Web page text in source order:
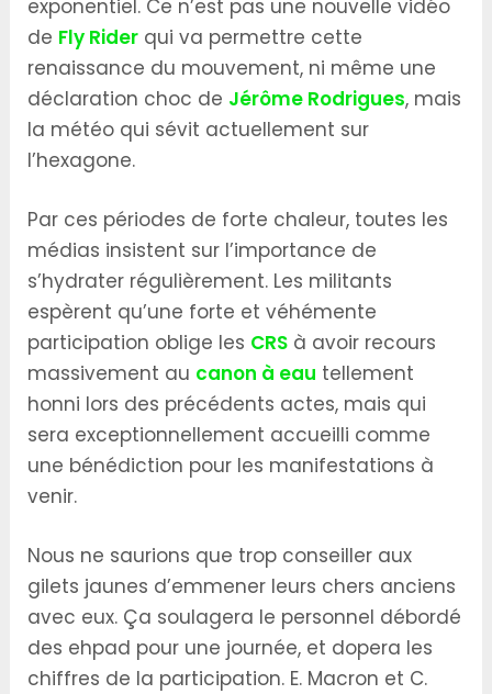
exponentiel. Ce n’est pas une nouvelle vidéo
de Fly Rider qui va permettre cette
renaissance du mouvement, ni même une
déclaration choc de Jérôme Rodrigues, mais
la météo qui sévit actuellement sur
l’hexagone.
Par ces périodes de forte chaleur, toutes les
médias insistent sur l’importance de
s’hydrater régulièrement. Les militants
espèrent qu’une forte et véhémente
participation oblige les CRS à avoir recours
massivement au canon à eau tellement
honni lors des précédents actes, mais qui
sera exceptionnellement accueilli comme
une bénédiction pour les manifestations à
venir.
Nous ne saurions que trop conseiller aux
gilets jaunes d’emmener leurs chers anciens
avec eux. Ça soulagera le personnel débordé
des ehpad pour une journée, et dopera les
chiffres de la participation. E. Macron et C.